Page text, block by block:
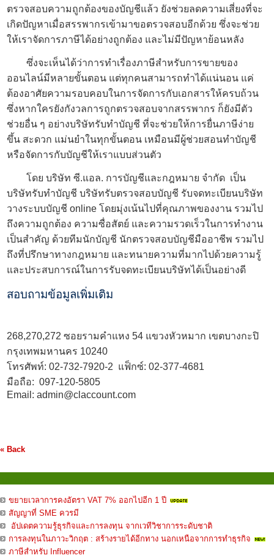
ตรวจสอบความถูกต้องของบัญชีแล้ว ยังช่วยลดความเสี่ยงที่จะ
เกิดปัญหาเมื่อสรรพากรเข้ามาขอตรวจสอบอีกด้วย ซึ่งจะช่วย
ให้เราจัดการภาษีได้อย่างถูกต้อง และไม่มีปัญหาย้อนหลัง
ซึ่งจะเห็นได้ว่าการทำเรื่องภาษีสำหรับการขายของ
ออนไลน์มีหลายขั้นตอน แต่ทุกคนสามารถทำได้แน่นอน แค่
ต้องอาศัยความรอบคอบในการจัดการกับเอกสารให้ครบถ้วน
ซึ่งหากใครยังกังวลการถูกตรวจสอบจากสรรพากร ก็ยังมีตัว
ช่วยอื่น ๆ อย่างบริษัทรับทำบัญชี ที่จะช่วยให้การยื่นภาษีง่าย
ขึ้น สะดวก แม่นยำในทุกขั้นตอน เหมือนมีผู้ช่วยสอนทำบัญชี
หรือจัดการกับบัญชีให้เราแบบส่วนตัว
โดย บริษัท ซี.แอล. การบัญชีและกฎหมาย จำกัด เป็น
บริษัทรับทำบัญชี บริษัทรับตรวจสอบบัญชี รับจดทะเบียนบริษัท
วางระบบบัญชี online โดยมุ่งเน้นไปที่คุณภาพของงาน รวมไป
ถึงความถูกต้อง ความซื่อสัตย์ และความรวดเร็วในการทำงาน
เป็นสำคัญ ด้วยทีมนักบัญชี นักตรวจสอบบัญชีมืออาชีพ รวมไป
ถึงที่ปรึกษาทางกฎหมาย และทนายความที่มากไปด้วยความรู้
และประสบการณ์ในการรับจดทะเบียนบริษัทได้เป็นอย่างดี
สอบถามข้อมูลเพิ่มเติม
268,270,272 ซอยรามคำแหง 54 แขวงหัวหมาก เขตบางกะปิ
กรุงเทพมหานคร 10240
โทรศัพท์:02-732-7920-2 แฟ็กซ์: 02-377-4681
มือถือ:097-120-5805
Email:admin@claccount.com
« Back
ขยายเวลาการคงอัตรา VAT 7% ออกไปอีก 1 ปี
สัญญาที่ SME ควรมี
อัปเดตความรู้ธุรกิจและการลงทุน จากเวทีวิชาการระดับชาติ
การลงทุนในภาวะวิกฤต : สร้างรายได้อีกทาง นอกเหนือจากการทำธุรกิจ
ภาษีสำหรับ Influencer